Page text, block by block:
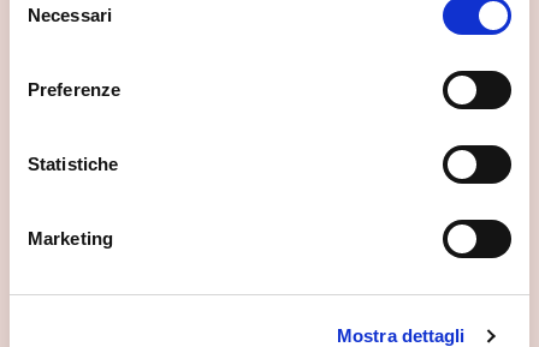
delNecessari
Preferenze
Statistiche
Marketing
Mostra dettagli